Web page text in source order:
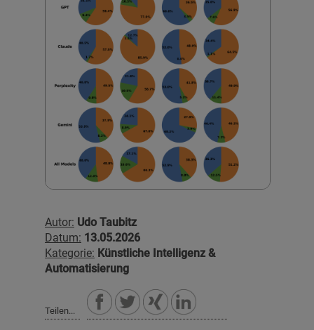
Autor: Udo Taubitz
Datum: 13.05.2026
Kategorie: Künstliche Intelligenz &
Automatisierung
Teilen...